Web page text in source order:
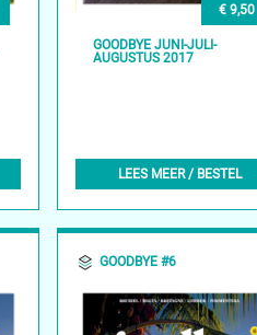
€ 9,50
GOODBYE JUNI-JULI-
AUGUSTUS 2017
LEES MEER / BESTEL
GOODBYE #6